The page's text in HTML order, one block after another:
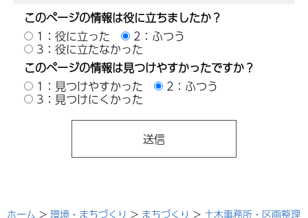
このページの情報は役に立ちましたか？
1：役に立った
2：ふつう
3：役に立たなかった
このページの情報は見つけやすかったですか？
1：見つけやすかった
2：ふつう
3：見つけにくかった
ホーム > 環境・まちづくり > まちづくり > 土木事務所・区画整理